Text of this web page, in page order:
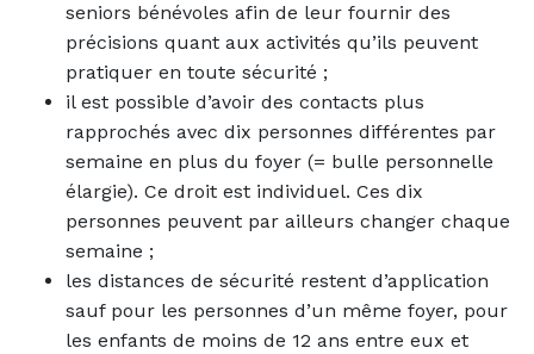
seniors bénévoles afin de leur fournir des
précisions quant aux activités qu’ils peuvent
pratiquer en toute sécurité ;
il est possible d’avoir des contacts plus
rapprochés avec dix personnes différentes par
semaine en plus du foyer (= bulle personnelle
élargie). Ce droit est individuel. Ces dix
personnes peuvent par ailleurs changer chaque
semaine ;
les distances de sécurité restent d’application
sauf pour les personnes d’un même foyer, pour
les enfants de moins de 12 ans entre eux et